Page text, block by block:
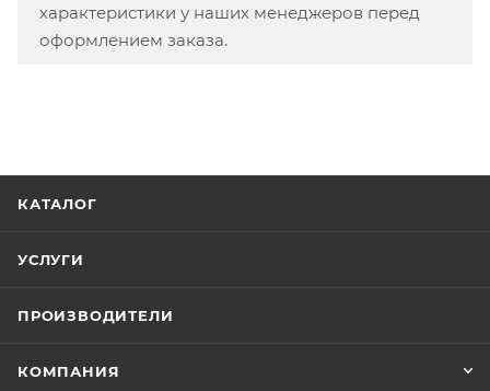
характеристики у наших менеджеров перед
оформлением заказа.
КАТАЛОГ
УСЛУГИ
ПРОИЗВОДИТЕЛИ
КОМПАНИЯ